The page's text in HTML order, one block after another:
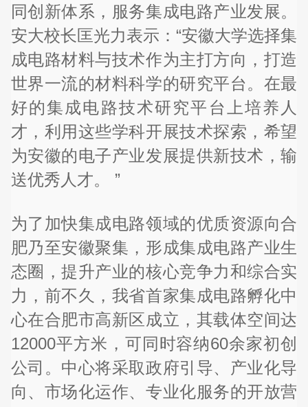
同创新体系，服务集成电路产业发展。
安大校长匡光力表示：“安徽大学选择集
成电路材料与技术作为主打方向，打造
世界一流的材料科学的研究平台。在最
好的集成电路技术研究平台上培养人
才，利用这些学科开展技术探索，希望
为安徽的电子产业发展提供新技术，输
送优秀人才。 ”
为了加快集成电路领域的优质资源向合
肥乃至安徽聚集，形成集成电路产业生
态圈，提升产业的核心竞争力和综合实
力，前不久，我省首家集成电路孵化中
心在合肥市高新区成立，其载体空间达
12000平方米，可同时容纳60余家初创
公司。中心将采取政府引导、产业化导
向、市场化运作、专业化服务的开放营